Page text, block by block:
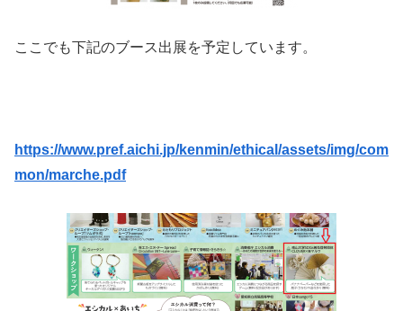
ここでも下記のブース出展を予定しています。
https://www.pref.aichi.jp/kenmin/ethical/assets/img/com
mon/marche.pdf